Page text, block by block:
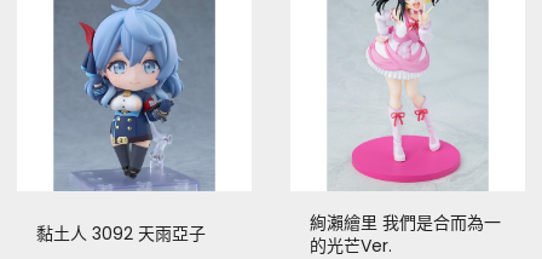
黏土人 3092 天雨亞子
絢瀨繪里 我們是合而為一
的光芒Ver.